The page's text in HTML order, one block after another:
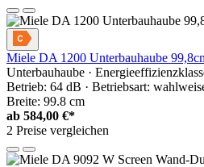
Miele DA 1200 Unterbauhaube
Unterbauhaube ·
Betrieb: 64 dB · Betriebsart:
Breite: 99.8 cm
ab 584,00 €*
2 Preise vergleichen